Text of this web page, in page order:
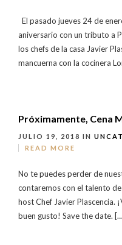
El pasado jueves 24 de
aniversario con un tributo a
los chefs de la casa Javier
mancuerna con la cocinera
Próximamente, Cena
JULIO 19, 2018 IN
READ MORE
No te puedes perder de
contaremos con el talento
host Chef Javier Plascencia.
buen gusto! Save the date.